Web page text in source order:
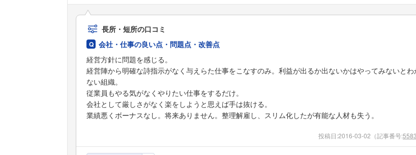
長所・短所の口コミ
会社・仕事の良い点・問題点・改善点
経営方針に問題を感じる。
経営陣から明確な詩指示がなく与えらた仕事をこなすのみ。利益が出るか出ないかはやってみないとわ
ない組織。
従業員もやる気がなくやりたい仕事をするだけ。
会社として厳しさがなく楽をしようと思えば手は抜ける。
業績悪くボーナスなし。将来ありません。整理解雇し、スリム化したが有能な人材も失う。
投稿日:2016-03-02 （記事番号: